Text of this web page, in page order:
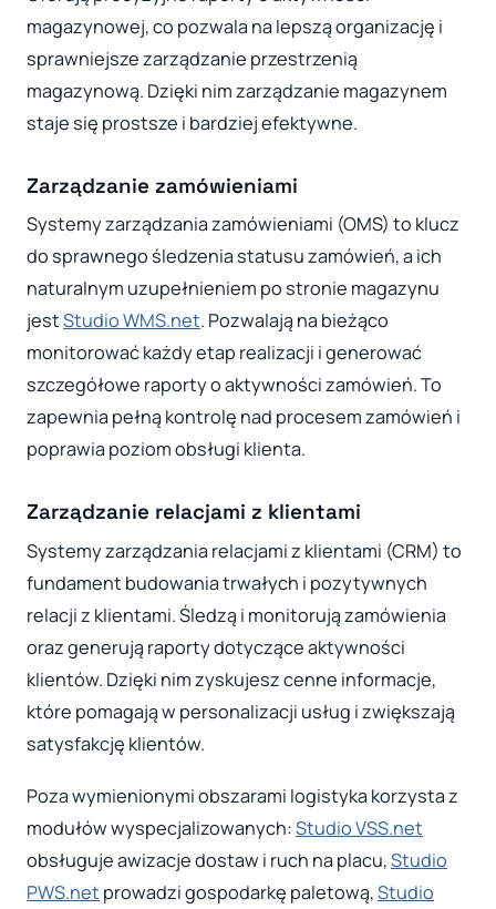
magazynowej, co pozwala na lepszą organizację i
sprawniejsze zarządzanie przestrzenią
magazynową. Dzięki nim zarządzanie magazynem
staje się prostsze i bardziej efektywne.
Zarządzanie zamówieniami
Systemy zarządzania zamówieniami (OMS) to klucz
do sprawnego śledzenia statusu zamówień, a ich
naturalnym uzupełnieniem po stronie magazynu
jestStudio WMS.net. Pozwalają na bieżąco
monitorować każdy etap realizacji i generować
szczegółowe raporty o aktywności zamówień. To
zapewnia pełną kontrolę nad procesem zamówień i
poprawia poziom obsługi klienta.
Zarządzanie relacjami z klientami
Systemy zarządzania relacjami z klientami (CRM) to
fundament budowania trwałych i pozytywnych
relacji z klientami. Śledzą i monitorują zamówienia
oraz generują raporty dotyczące aktywności
klientów. Dzięki nim zyskujesz cenne informacje,
które pomagają w personalizacji usług i zwiększają
satysfakcję klientów.
Poza wymienionymi obszarami logistyka korzysta z
modułów wyspecjalizowanych:Studio VSS.net
obsługuje awizacje dostaw i ruch na placu,Studio
PWS.net prowadzi gospodarkę paletową,Studio